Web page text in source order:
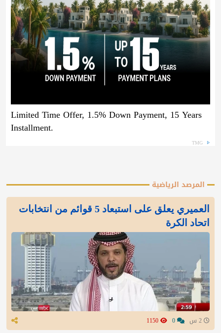
Limited Time Offer, 1.5% Down Payment, 15 Years
Installment.
TMG
المرصد الرياضية
العميري يعلق على استبعاد 5 قوائم من انتخابات
اتحاد الكرة